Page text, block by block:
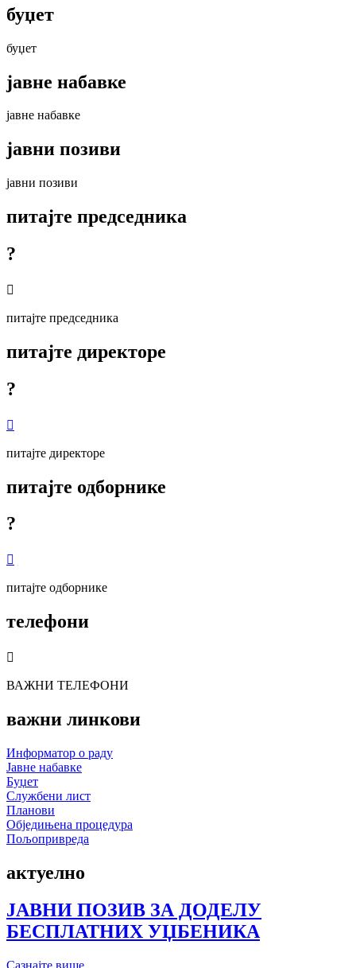
буџет
буџет
јавне набавке
јавне набавке
јавни позиви
јавни позиви
питајте председника
?

питајте председника
питајте директоре
?

питајте директоре
питајте одборнике
?

питајте одборнике
телефони

ВАЖНИ ТЕЛЕФОНИ
важни линкови
Информатор о раду
Јавне набавке
Буџет
Службени лист
Планови
Обједињена процедура
Пољопривреда
актуелно
ЈАВНИ ПОЗИВ ЗА ДОДЕЛУ
БЕСПЛАТНИХ УЏБЕНИКА
Сазнајте више